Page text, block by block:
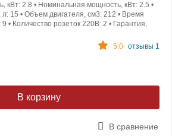
кВт: 2.8 • Номинальная мощность, кВт: 2.5 •
л: 15 • Объем двигателя, см3: 212 • Время
9 • Количество розеток 220В: 2 • Гарантия,
5.0 отзывы 1
В корзину
В сравнение